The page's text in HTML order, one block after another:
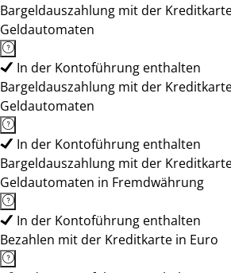
Bargeldauszahlung mit der
Geldautomaten
In der Kontoführung enthalten
Bargeldauszahlung mit der
Geldautomaten
In der Kontoführung enthalten
Bargeldauszahlung mit der
Geldautomaten in Fremdwährung
In der Kontoführung enthalten
Bezahlen mit der Kreditkarte in Euro